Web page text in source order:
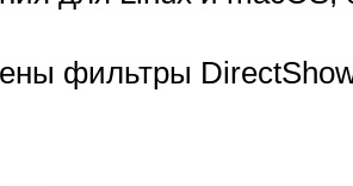
фильтры